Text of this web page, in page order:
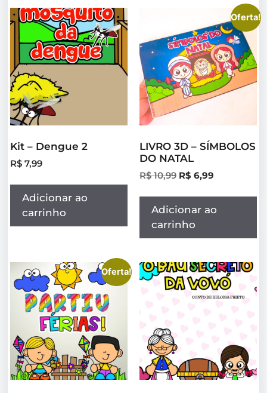
Kit – Dengue 2
R$ 7,99
Adicionar ao
carrinho
Oferta!
LIVRO 3D – SÍMBOLOS
DO NATAL
R$10,99 R$ 6,99
Adicionar ao
carrinho
Oferta!